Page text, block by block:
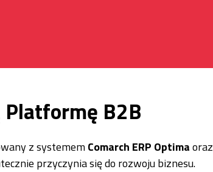
Platformę B2B
z systememComarch ERP Optimaoraz
przyczynia się do rozwoju biznesu.